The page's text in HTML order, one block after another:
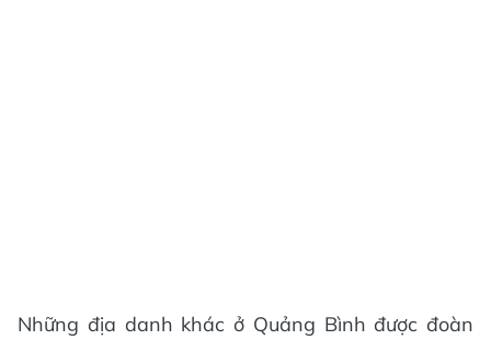
Những địa danh khác ở Quảng Bình được đoàn